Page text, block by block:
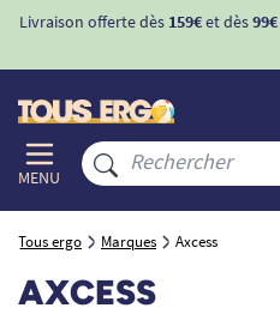
Livraison offerte dès 159€et dès99€
MENU
Tous ergo Marques Axcess
AXCESS